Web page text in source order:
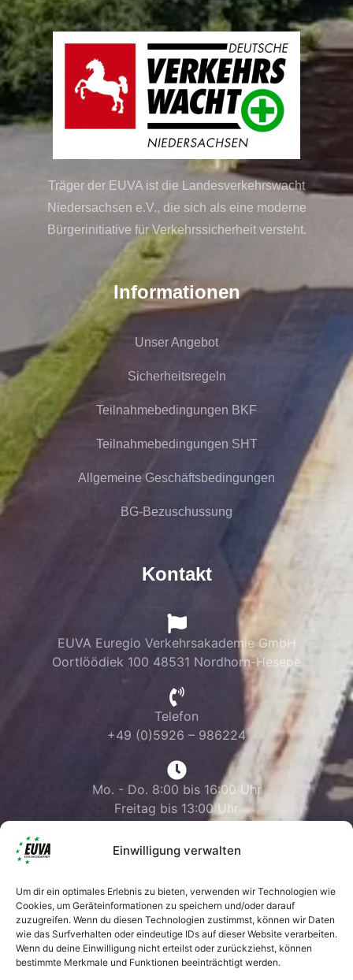
Einwilligung verwalten
Um dir ein optimales Erlebnis zu bieten, verwenden wir Technologien wie
Cookies, um Geräteinformationen zu speichern und/oder darauf
zuzugreifen. Wenn du diesen Technologien zustimmst, können wir Daten
wie das Surfverhalten oder eindeutige IDs auf dieser Website verarbeiten.
Wenn du deine Einwilligung nicht erteilst oder zurückziehst, können
bestimmte Merkmale und Funktionen beeinträchtigt werden.
Träger der EUVA ist die Landesverkehrswacht
Niedersachsen e.V., die sich als eine moderne
Bürgerinitiative für Verkehrssicherheit versteht.
Informationen
Unser Angebot
Sicherheitsregeln
Teilnahmebedingungen BKF
Teilnahmebedingungen SHT
Allgemeine Geschäftsbedingungen
BG-Bezuschussung
Kontakt
EUVA Euregio Verkehrsakademie GmbH
Oortlöödiek 100 48531 Nordhorn-Hesepe
Telefon
+49 (0)5926 – 986224
Mo. - Do. 8:00 bis 16:00 Uhr
Freitag bis 13:00 Uhr